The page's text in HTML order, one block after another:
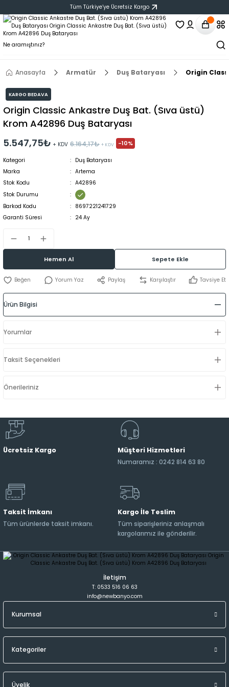
Tüm Türkiye‘ye Ücretsiz Kargo
Anasayfa Armatür Duş Bataryası Origin
KARGO BEDAVA
Origin Classic Ankastre Duş Bat. (Sıva üstü)
Krom A42896 Duş Bataryası
5.547,75₺ + KDV 6.164,17₺ + KDV -10%
Kategori
Duş Bataryası
Marka
Artema
Stok Kodu
A42896
Stok Durumu
Barkod Kodu
8697221241729
Garanti Süresi
24 Ay
Hemen Al Sepete Ekle
Yorum Yaz Paylaş Karşılaştır Tavsiye Et
Ürün Bilgisi
Yorumlar
Taksit Seçenekleri
Önerileriniz
Ücretsiz Kargo Müşteri Hizmetleri
Numaramız : 0242 814 63 80
Taksit İmkanı
Tüm ürünlerde taksit imkanı.
Kargo İle Teslim
Tüm siparişleriniz anlaşmalı
kargolarımız ile gönderilir.
İletişim
T: 0533 516 06 63
info@newbanyo.com
Kurumsal
Kategoriler
Üyelik